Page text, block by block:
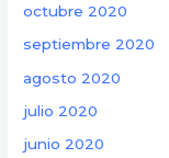
octubre 2020
septiembre 2020
agosto 2020
julio 2020
junio 2020